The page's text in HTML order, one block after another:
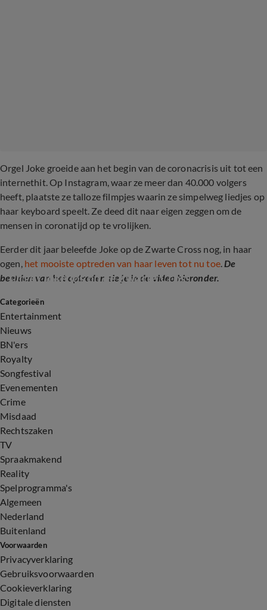
Orgel Joke groeide aan het begin van de coronacrisis uit tot een
internethit. Op Instagram, waar ze meer dan 40.000 volgers
heeft, plaatste ze talloze filmpjes waarin ze simpelweg liedjes op
haar keyboard speelt. Ze deed dit naar eigen zeggen om de
mensen in coronatijd op te vrolijken.
Eerder dit jaar beleefde Joke op de Zwarte Cross nog, in haar
ogen, het mooiste optreden van haar leven tot nu toe.De
beelden van het optreden zie je in de video hieronder.
1:59
Orgel Joke los op de Zwarte Cross
Categorieën
Entertainment
Nieuws
BN'ers
Royalty
Songfestival
Evenementen
Crime
Misdaad
Rechtszaken
TV
Spraakmakend
Reality
Spelprogramma's
Algemeen
Nederland
Buitenland
Voorwaarden
Privacyverklaring
Gebruiksvoorwaarden
Cookieverklaring
Digitale diensten